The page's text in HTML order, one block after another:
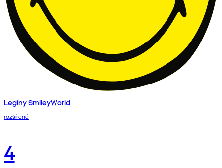
Legíny SmileyWorld
rozšírené
4